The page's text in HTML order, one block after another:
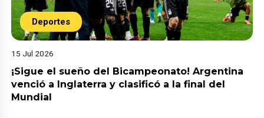
Deportes
15 Jul 2026
¡Sigue el sueño del Bicampeonato! Argentina
venció a Inglaterra y clasificó a la final del
Mundial